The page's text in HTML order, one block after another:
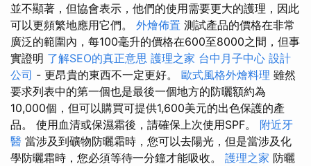
並不顯著，但協會表示，他們的使用需要更大的護理，因此
可以更頻繁地應用它們。 外燴佈置 測試產品的價格在非常
廣泛的範圍內，每100毫升的價格在600至8000之間，但事
實證明 了解SEO的真正意思 護理之家 台中月子中心 設計
公司 - 更昂貴的東西不一定更好。 歐式風格外燴料理 雖然
要求列表中的第一個也是最後一個地方的防曬額約為
10,000個，但可以購買可提供1,600美元的出色保護的產
品。 使用血清或保濕霜後，請確保上次使用SPF。 附近牙
醫 當涉及到礦物防曬霜時，您可以去陽光，但是當涉及化
學防曬霜時，您必須等待一分鐘才能吸收。 護理之家 防曬